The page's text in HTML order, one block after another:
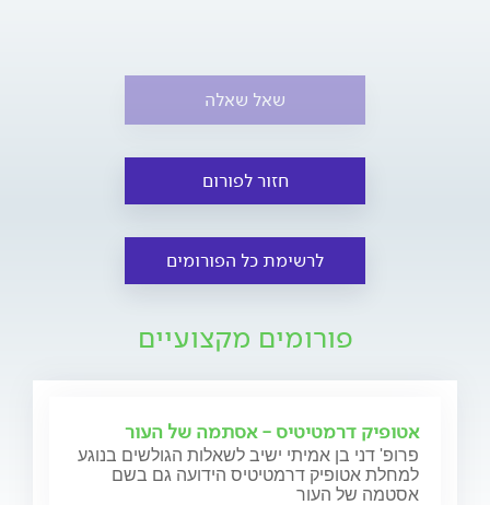
שאל שאלה
חזור לפורום
לרשימת כל הפורומים
פורומים מקצועיים
אטופיק דרמטיטיס - אסתמה של העור
פרופ' דני בן אמיתי ישיב לשאלות הגולשים בנוגע
למחלת אטופיק דרמטיטיס הידועה גם בשם
אסטמה של העור